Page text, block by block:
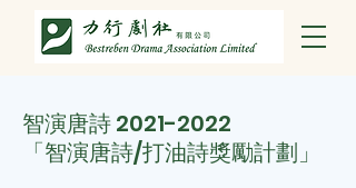
智演唐詩2021-2022
「智演唐詩/打油詩獎勵計劃」